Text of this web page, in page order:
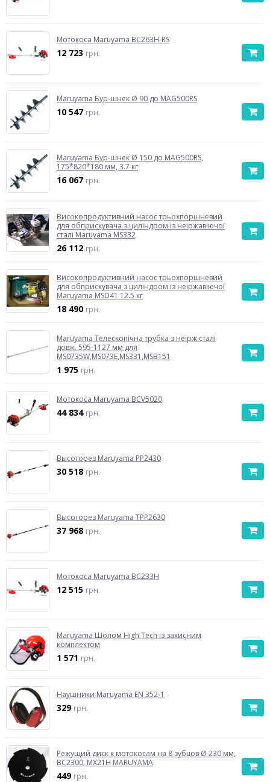
Мотокоса Maruyama BC263H-RS
12 723 грн.
Maruyama Бур-шнек Ø 90 до MAG500RS
10 547 грн.
Maruyama Бур-шнек Ø 150 до MAG500RS,
175*820*180 мм, 3.7 кг
16 067 грн.
Високопродуктивний насос трьохпоршневий
для обприскувача з циліндром із неіржавіючої
сталі Maruyama MS332
26 112 грн.
Високопродуктивний насос трьохпоршневий
для обприскувача з циліндром із неіржавіючої
Maruyama MSD41 12.5 кг
18 490 грн.
Maruyama Телескопічна трубка з неірж.сталі
довж. 595-1127 мм для
MS0735W,MS073E,MS331,MSB151
1 975 грн.
Мотокоса Maruyama BCV5020
44 834 грн.
Высоторез Maruyama PP2430
30 518 грн.
Высоторез Maruyama TPP2630
37 968 грн.
Мотокоса Maruyama BC233H
12 515 грн.
Maruyama Шолом High Tech із захисним
комплектом
1 571 грн.
Наушники Maruyama EN 352-1
329 грн.
Режущий диск к мотокосам на 8 зубцов Ø 230 мм,
BC2300, MX21H MARUYAMA
449 грн.